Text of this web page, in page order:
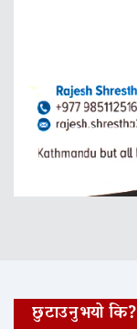
छुटाउनुभयो कि?